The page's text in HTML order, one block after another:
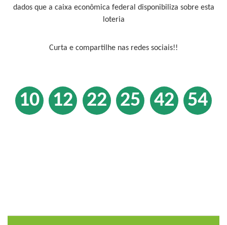
dados que a caixa econômica federal disponibiliza sobre esta
loteria
Curta e compartilhe nas redes sociais!!
10 12 22 25 42 54